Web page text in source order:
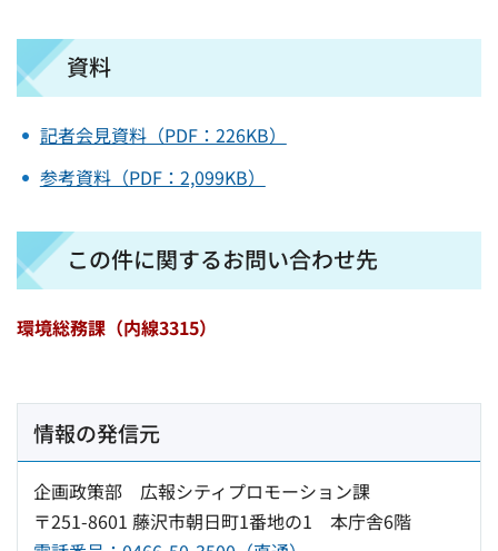
資料
記者会見資料（PDF：226KB）
参考資料（PDF：2,099KB）
この件に関するお問い合わせ先
環境総務課（内線3315）
情報の発信元
企画政策部 広報シティプロモーション課
〒251-8601 藤沢市朝日町1番地の1 本庁舎6階